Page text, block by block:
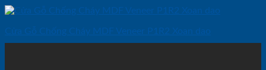
Cửa Gỗ Chống Cháy MDF Veneer P1R2 Xoan dao